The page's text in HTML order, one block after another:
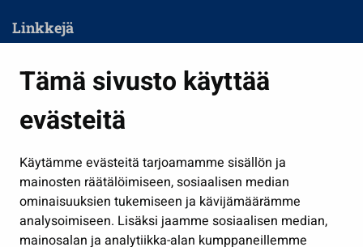
Tämä sivusto käyttää
evästeitä
Käytämme evästeitä tarjoamamme sisällön ja
mainosten räätälöimiseen, sosiaalisen median
ominaisuuksien tukemiseen ja kävijämäärämme
analysoimiseen. Lisäksi jaamme sosiaalisen median,
mainosalan ja analytiikka-alan kumppaneillemme
Linkkejä
Kasvatus ja opetus
Kulttuuri ja liikunta
Työ ja yrittäminen
Osallistu ja asioi
Näytä omat evästeasetukseni